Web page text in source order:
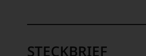
STECKBRIEF